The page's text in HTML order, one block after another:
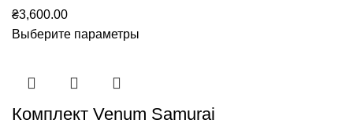
₴3,600.00
Выберите параметры
Комплект Venum Samurai